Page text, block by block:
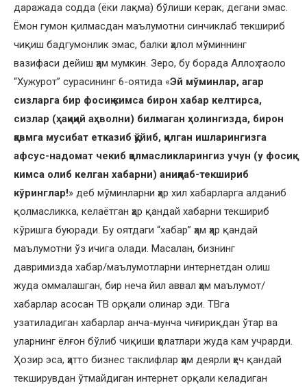
даражада содда (ёки лақма) бўлиши керак, дегани эмас.
Ёмон гумон қилмасдан маълумотни синчиклаб текшириб
чиқиш бадгумонлик эмас, балки ҳалол мўминнинг
вазифаси дейиш ҳам мумкин. Зеро, бу борада Аллоҳ таоло
“Хужурот” сурасининг 6-оятида «Эй мўминлар, агар
сизларга бир фосиқ кимса бирон хабар келтирса,
сизлар (ҳақиқий аҳволни) билмаган ҳолингизда, бирон
қавмга мусибат етказиб қўйиб, қилган ишларингизга
афсус-надомат чекиб қолмасликларингиз учун (у фосиқ
кимса олиб келган хабарни) аниқлаб-текшириб
кўринглар!» деб мўминларни ҳар хил хабарларга алданиб
қолмасликка, келаётган ҳар қандай хабарни текшириб
кўришга буюради. Бу оятдаги “хабар” ҳам ҳар қандай
маълумотни ўз ичига олади. Масалан, бизнинг
давримизда хабар/маълумотларни интернетдан олиш
жуда оммалашган, бир неча йил аввал ҳам маълумот/
хабарлар асосан ТВ орқали олинар эди. ТВга
узатиладиган хабарлар анча-мунча чиғириқдан ўтар ва
уларнинг ёлғон бўлиб чиқиши ҳолатлари жуда кам учрарди.
Ҳозир эса, ҳатто бизнес таклифлар ҳам деярли ҳеч қандай
текширувдан ўтмайдиган интернет орқали келадиган